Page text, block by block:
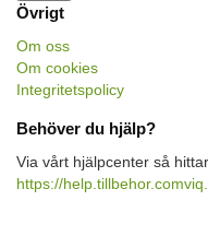
Övrigt
Om oss
Om cookies
Integritetspolicy
Behöver du hjälp?
Via vårt hjälpcenter så
https://